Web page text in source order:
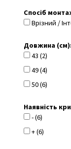
Спосіб
Врізний /
Довжина
43 (2)
49 (4)
50 (6)
Наявність
- (6)
+ (6)